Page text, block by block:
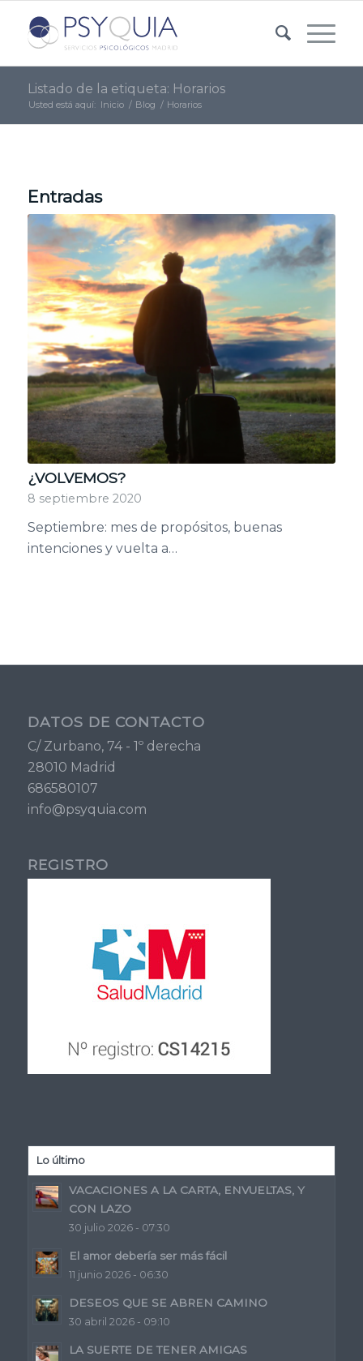
Listado de la etiqueta: Horarios
Usted está aquí: Inicio / Blog / Horarios
Entradas
¿VOLVEMOS?
8 septiembre 2020
Septiembre: mes de propósitos, buenas
intenciones y vuelta a…
DATOS DE CONTACTO
C/ Zurbano, 74 - 1º derecha
28010 Madrid
686580107
info@psyquia.com
REGISTRO
Lo último
VACACIONES A LA CARTA, ENVUELTAS, Y
CON LAZO
30 julio 2026 - 07:30
El amor debería ser más fácil
11 junio 2026 - 06:30
DESEOS QUE SE ABREN CAMINO
30 abril 2026 - 09:10
LA SUERTE DE TENER AMIGAS